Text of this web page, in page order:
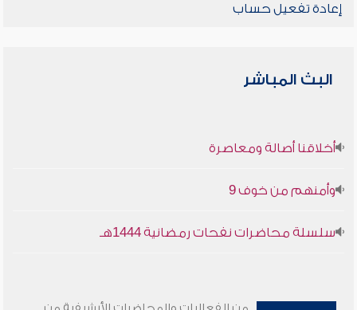
إعادة تفعيل حساب
البث المباشر
أخلاقنا أصالة ومعاصرة
وأمنهم من خوف 9
سلسلة محاضرات نفحات رمضانية 1444هـ